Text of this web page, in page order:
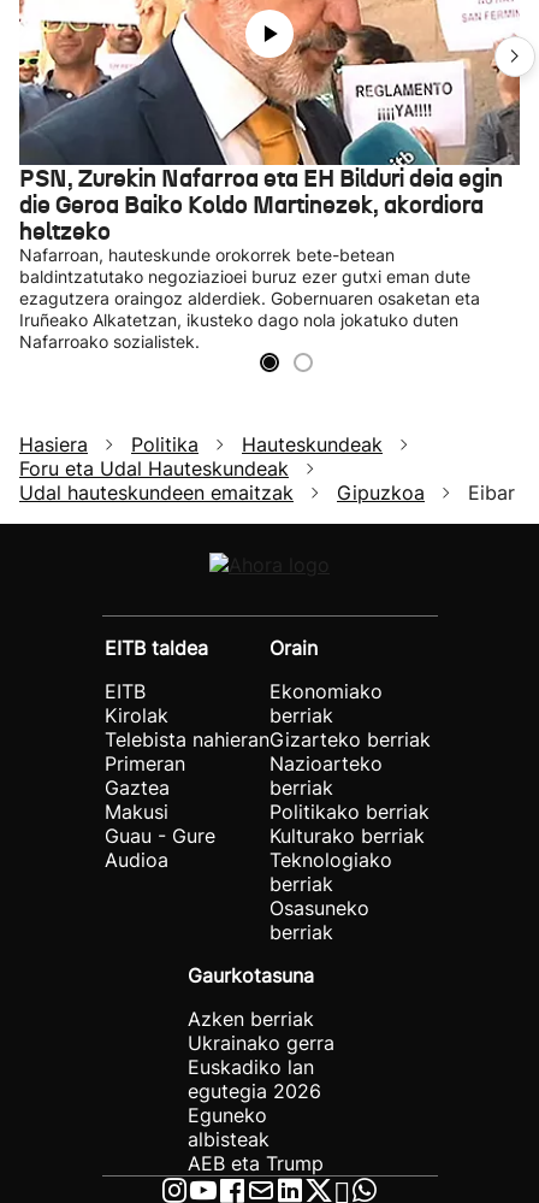
PSN, Zurekin Nafarroa eta EH Bilduri deia egin
die Geroa Baiko Koldo Martinezek, akordiora
heltzeko
Nafarroan, hauteskunde orokorrek bete-betean
baldintzatutako negoziazioei buruz ezer gutxi eman dute
ezagutzera oraingoz alderdiek. Gobernuaren osaketan eta
Iruñeako Alkatetzan, ikusteko dago nola jokatuko duten
Nafarroako sozialistek.
Hasiera Politika
Hauteskundeak
Foru eta Udal Hauteskundeak
Udal hauteskundeen emaitzak
Gipuzkoa Eibar
EITB taldea
EITB
Kirolak
Telebista nahieran
Primeran
Gaztea
Makusi
Guau - Gure
Audioa
Orain
Ekonomiako
berriak
Gizarteko berriak
Nazioarteko
berriak
Politikako berriak
Kulturako berriak
Teknologiako
berriak
Osasuneko
berriak
Gaurkotasuna
Azken berriak
Ukrainako gerra
Euskadiko lan
egutegia 2026
Eguneko
albisteak
AEB eta Trump